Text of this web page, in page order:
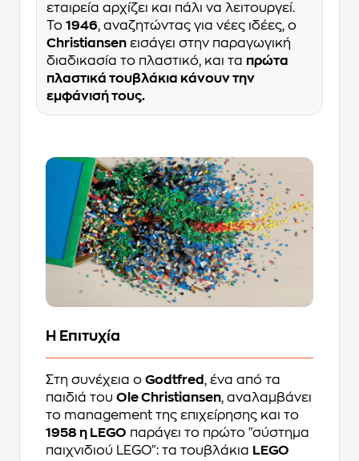
εταιρεία αρχίζει και πάλι να λειτουργεί.
Το 1946, αναζητώντας για νέες ιδέες, ο
Christiansen εισάγει στην παραγωγική
διαδικασία το πλαστικό, και τα πρώτα
πλαστικά τουβλάκια κάνουν την
εμφάνισή τους.
Η Επιτυχία
Στη συνέχεια ο Godtfred, ένα από τα
παιδιά του Ole Christiansen, αναλαμβάνει
το management της επιχείρησης και το
1958 η LEGO παράγει το πρώτο "σύστημα
παιχνιδιού LEGO": τα τουβλάκια LEGO